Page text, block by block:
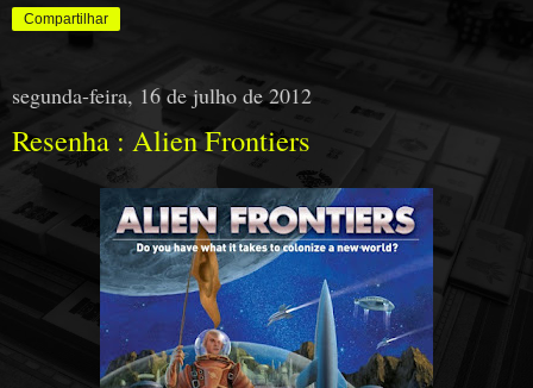
Compartilhar
segunda-feira, 16 de julho de 2012
Resenha : Alien Frontiers